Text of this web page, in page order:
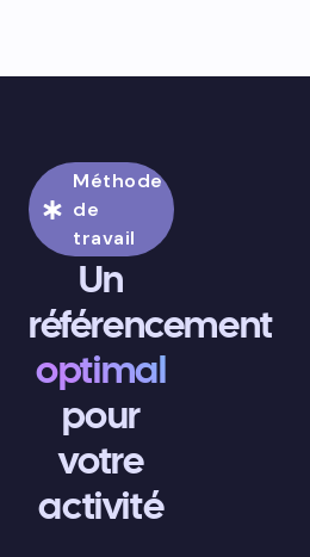
Méthode
de
travail
Un
référencement
optimal
pour
votre
activité